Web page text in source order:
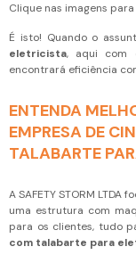
Clique nas imagens
É isto! Quando o
eletricista, aqui com
encontrará eficiência
ENTENDA
EMPRESA DE
TALABARTE
A SAFETY STORM
uma estrutura com
para os clientes, tudo
com talabarte para